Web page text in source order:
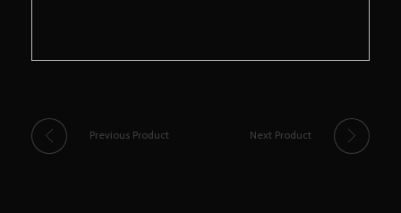
Previous Product Next Product